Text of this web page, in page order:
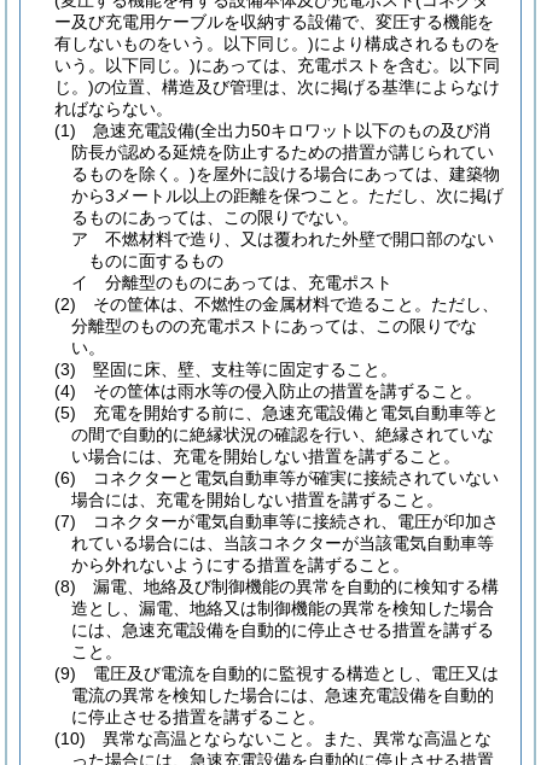
ー及び充電用ケーブルを収納する設備で、変圧する機能を
有しないものをいう。以下同じ。)により構成されるものを
いう。以下同じ。)にあっては、充電ポストを含む。以下同
じ。)の位置、構造及び管理は、次に掲げる基準によらなけ
ればならない。
(1)
急速充電設備(全出力50キロワット以下のもの及び消
防長が認める延焼を防止するための措置が講じられてい
るものを除く。)を屋外に設ける場合にあっては、建築物
から3メートル以上の距離を保つこと。 ただし、次に掲げ
るものにあっては、この限りでない。
ア
不燃材料で造り、又は覆われた外壁で開口部のない
ものに面するもの
イ
分離型のものにあっては、充電ポスト
(2)
その筐体は、不燃性の金属材料で造ること。 ただし、
分離型のものの充電ポストにあっては、この限りでな
い。
(3)
堅固に床、壁、支柱等に固定すること。
(4)
その筐体は雨水等の侵入防止の措置を講ずること。
(5)
充電を開始する前に、急速充電設備と電気自動車等と
の間で自動的に絶縁状況の確認を行い、絶縁されていな
い場合には、充電を開始しない措置を講ずること。
(6)
コネクターと電気自動車等が確実に接続されていない
場合には、充電を開始しない措置を講ずること。
(7)
コネクターが電気自動車等に接続され、電圧が印加さ
れている場合には、当該コネクターが当該電気自動車等
から外れないようにする措置を講ずること。
(8)
漏電、地絡及び制御機能の異常を自動的に検知する構
造とし、漏電、地絡又は制御機能の異常を検知した場合
には、急速充電設備を自動的に停止させる措置を講ずる
こと。
(9)
電圧及び電流を自動的に監視する構造とし、電圧又は
電流の異常を検知した場合には、急速充電設備を自動的
に停止させる措置を講ずること。
(10)
異常な高温とならないこと。
また、異常な高温とな
った場合には、急速充電設備を自動的に停止させる措置